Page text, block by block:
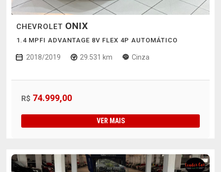
CHEVROLET ONIX
1.4 MPFI ADVANTAGE 8V FLEX 4P AUTOMÁTICO
2018/2019 29.531 km Cinza
R$ 74.999,00
VER MAIS